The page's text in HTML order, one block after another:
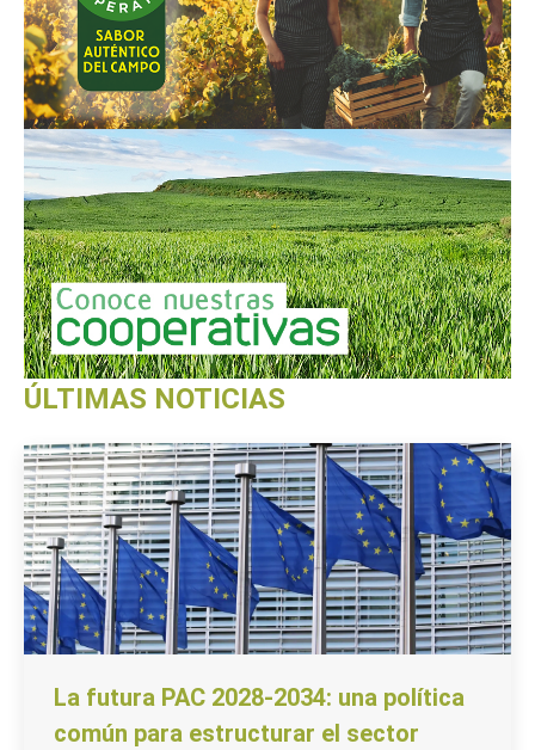
ÚLTIMAS NOTICIAS
La futura PAC 2028-2034: una política
común para estructurar el sector